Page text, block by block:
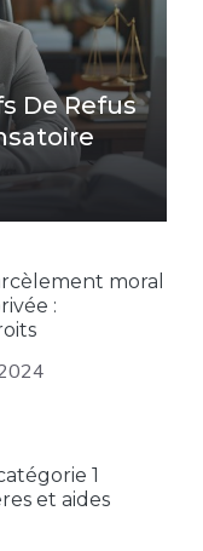
De Refus
moral
:
1
et aides